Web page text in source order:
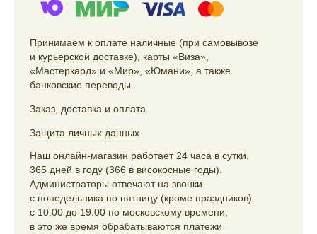
Принимаем к оплате наличные (при самовывозе
и курьерской доставке), карты «Виза»,
«Мастеркард» и «Мир», «Юмани», а также
банковские переводы.
Заказ доставка и оплата
Защита личных данных
Наш онлайн-магазин работает 24 часа в сутки,
365 дней в году (366 в високосные годы).
Администраторы отвечают на звонки
с понедельника по пятницу (кроме праздников)
с 10:00 до 19:00 по московскому времени,
в это же время обрабатываются платежи